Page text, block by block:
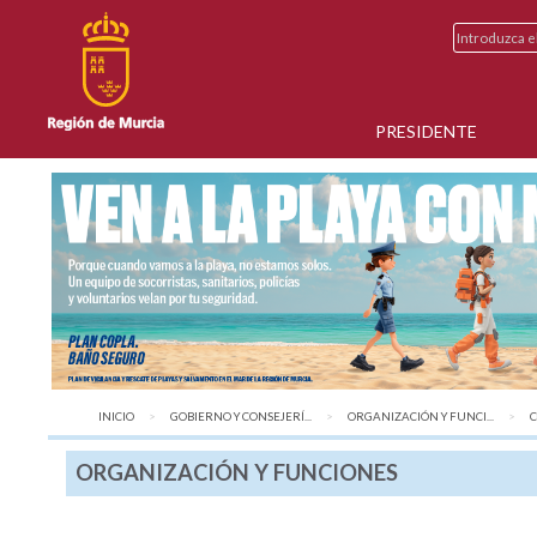
PRESIDENTE
INICIO GOBIERNO Y CONSEJERÍ... ORGANIZACIÓN Y FUNCI...
ORGANIZACIÓN Y FUNCIONES